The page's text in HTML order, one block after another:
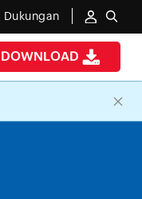
Dukungan
DOWNLOAD